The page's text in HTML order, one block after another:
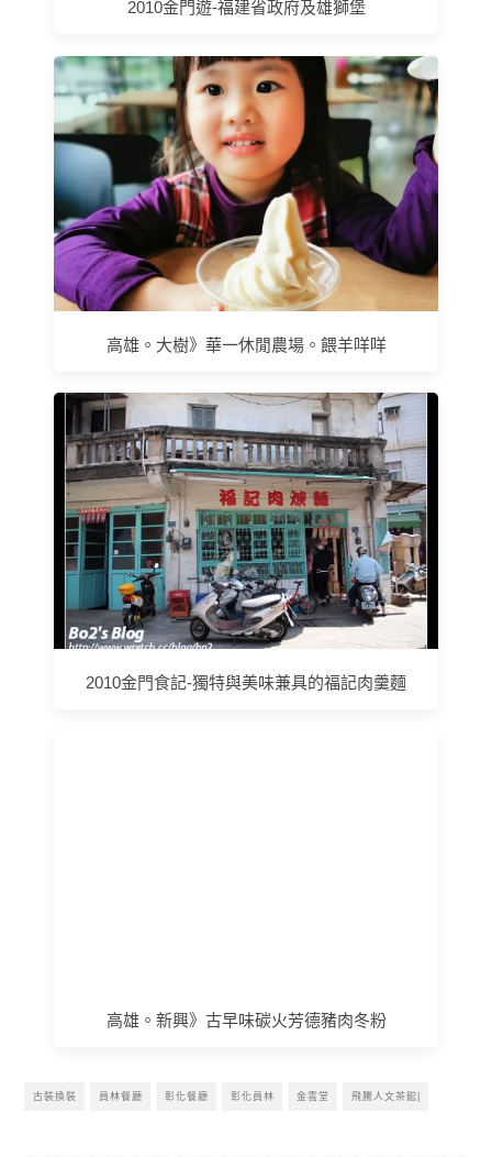
2010金門遊-福建省政府及雄獅堡
高雄。大樹》華一休閒農場。餵羊咩咩
2010金門食記-獨特與美味兼具的福記肉羹麵
高雄。新興》古早味碳火芳德豬肉冬粉
古裝換裝 員林餐廳 彰化餐廳 彰化員林 金雲堂 飛騰人文茶館|